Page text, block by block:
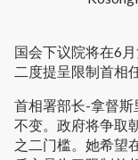
国会下议院将在6
二度提呈限制首相
首相署部长-拿督
不变。政府将争取
之二门槛。她希望